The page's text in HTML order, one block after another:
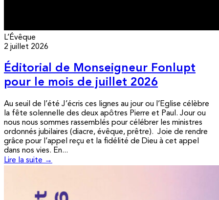
L’Évêque
2 juillet 2026
Éditorial de Monseigneur Fonlupt
pour le mois de juillet 2026
Au seuil de l’été J’écris ces lignes au jour ou l’Eglise célèbre
la fête solennelle des deux apôtres Pierre et Paul. Jour ou
nous nous sommes rassemblés pour célébrer les ministres
ordonnés jubilaires (diacre, évêque, prêtre). Joie de rendre
grâce pour l’appel reçu et la fidélité de Dieu à cet appel
dans nos vies. En...
Lire la suite →